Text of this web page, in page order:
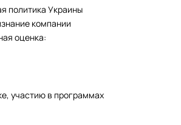
политика Украины
компании
оценка:
участию в программах